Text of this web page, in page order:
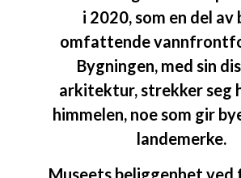
i 2020, som en del av
omfattende
Bygningen, med sin
arkitektur, strekker seg
himmelen, noe som gir
landemerke.